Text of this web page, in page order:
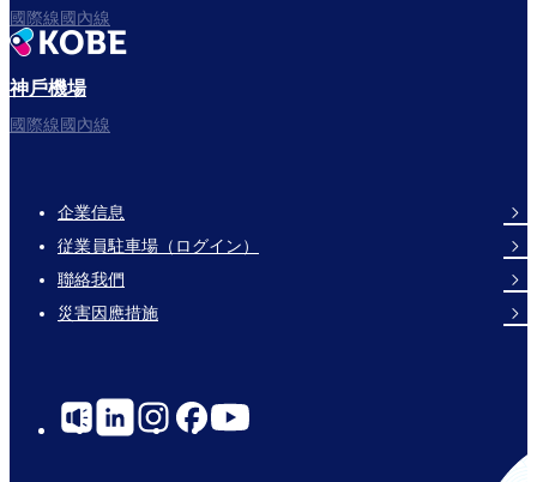
國際線國內線
神戶機場
國際線國內線
Footer
Links
企業信息
従業員駐車場（ログイン）
聯絡我們
災害因應措施
Social